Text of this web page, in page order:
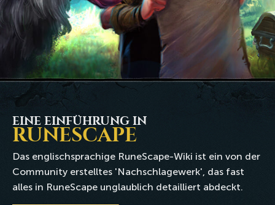
EINE EINFÜHRUNG IN
RUNESCAPE
Das englischsprachige RuneScape-Wiki ist ein von der
Community erstelltes 'Nachschlagewerk', das fast
alles in RuneScape unglaublich detailliert abdeckt.